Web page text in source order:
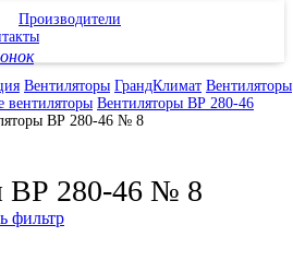
Производители
Вентиляторы ГрандКлимат Вентиляторы
вентиляторы Вентиляторы ВР 280-46
ВР 280-46 № 8
ВР 280-46 № 8
фильтр